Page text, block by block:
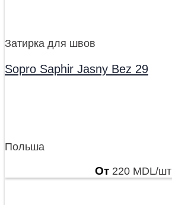
Затирка для швов
Sopro Saphir Jasny Bez 29
Польша
От 220 MDL/шт